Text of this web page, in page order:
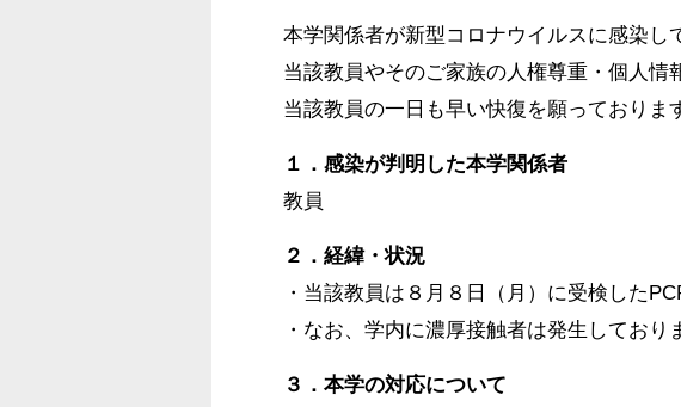
本学関係者が新型コロナウイルスに感染し
当該教員やそのご家族の人権尊重・個人情
当該教員の一日も早い快復を願っておりま
１．感染が判明した本学関係者
教員
２．経緯・状況
・当該教員は８月８日（月）に受検した
・なお、学内に濃厚接触者は発生しており
３．本学の対応について